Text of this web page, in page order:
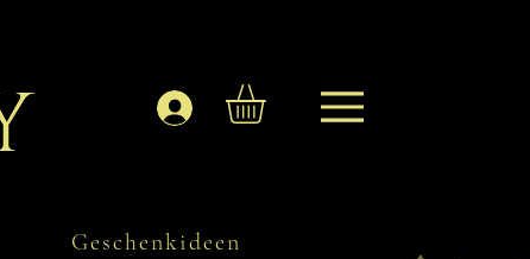
Anmelden
Geschenkideen